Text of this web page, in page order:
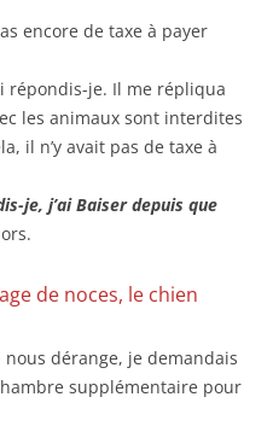
encore de taxe à payer
répondis-je. Il me répliqua
les animaux sont interdites
il n’y avait pas de taxe à
je, j’ai Baiser depuis que
de noces, le chien
nous dérange, je demandais
supplémentaire pour